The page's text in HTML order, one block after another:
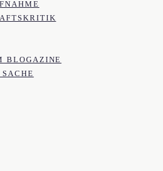
BLOGAZINE